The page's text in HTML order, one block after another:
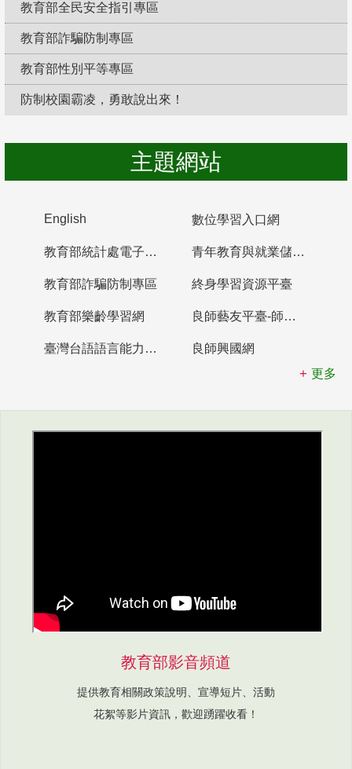
教育部全民安全指引專區
教育部詐騙防制專區
教育部性別平等專區
防制校園霸凌，勇敢說出來！
主題網站
English 數位學習入口網
教育部統計處電子書櫃 青年教育與就業儲蓄帳戶
教育部詐騙防制專區 終身學習資源平臺
教育部樂齡學習網 良師藝友平臺-師資培育整合平臺
臺灣台語語言能力認證網站
良師興國網
更多
教育部影音頻道
提供教育相關政策說明、宣導短片、活動
花絮等影片資訊，歡迎踴躍收看！